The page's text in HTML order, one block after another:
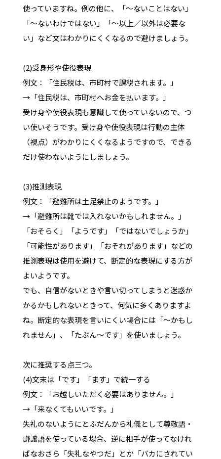
使っていますね。例の他に、「～ないことはない」
「～ないわけではない」「～以上／以外は必要な
い」など文はわかりにくくなるので避けましょう。
(2)受身形や使役表現
例文：「住民税は、市町村で課税されます。」
→「住民税は、市町村へお金を払います。」
受け身や使役表現も意識して使っていないので、つ
い使いそうです。受け身や使役表現は行動の主体
（視点）がわかりにくくなるようですので、できる
だけ使わないようにしましょう。
(3)推測表現
例文：「避難所は土足禁止のようです。」
→「避難所は靴では入れないかもしれません。」
「おそらく」「ようです」「ではないでしょうか」
「可能性があります」「おそれがあります」などの
推測表現は使用を避けて、断定的な表現にする方が
よいようです。
でも、自信がないときや言い切ってしまうと迷惑か
かるかもしれないときって、何気に多くありますよ
ね。断定的な表現を言いにくい場合には「～かもし
れません」、「たぶん～です」を使いましょう。
次に推奨する点三つ。
(4)文末は「です」「ます」で統一する
例文：「お越しいただく必要はありません。」
→「来なくてもいいです。」
失礼のないようにとふだんから礼儀として尊敬語・
謙譲語を使っている場合、逆に相手が使ってなけれ
ばなおさら「失礼なやつだ」とか「バカにされてい